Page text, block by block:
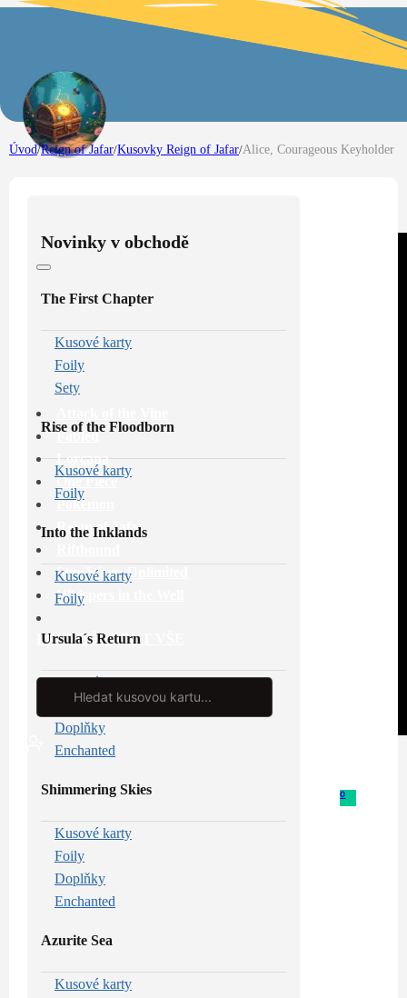
Fabled
Lorcana
One Piece
Pokémon
Reign of Jafar
Star Wars: Unlimited
Whispers in the Well
PROHLÉDNOUT VŠE
Search
0
Úvod/Reign of Jafar/Kusovky Reign of Jafar/Alice, Courageous Keyholder
Novinky v obchodě
The First Chapter
Kusové karty
Foily
Sety
Rise of the Floodborn
Kusové karty
Foily
Into the Inklands
Kusové karty
Foily
Ursula´s Return
Kusové karty
Foily
Doplňky
Enchanted
Shimmering Skies
Kusové karty
Foily
Doplňky
Enchanted
Azurite Sea
Kusové karty